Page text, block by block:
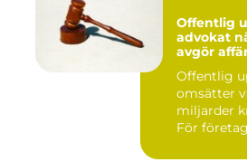
Offentlig
advokat när juridiken
avgör
Offentlig
omsätter
miljarder
För